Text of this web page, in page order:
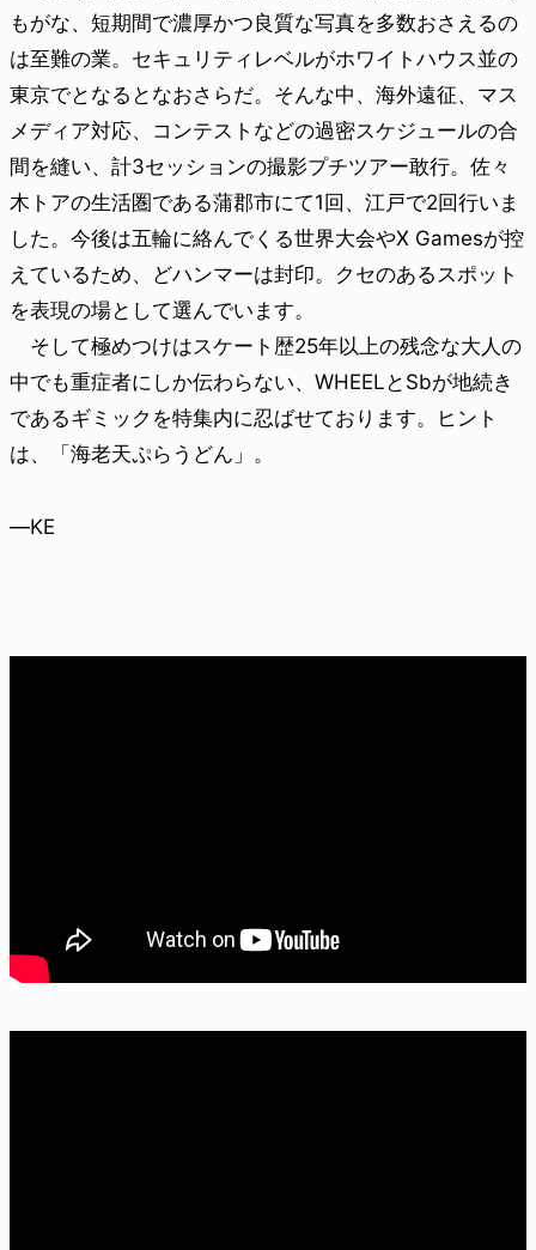
もがな、短期間で濃厚かつ良質な写真を多数おさえるの
は至難の業。セキュリティレベルがホワイトハウス並の
東京でとなるとなおさらだ。そんな中、海外遠征、マス
メディア対応、コンテストなどの過密スケジュールの合
間を縫い、計3セッションの撮影プチツアー敢行。佐々
木トアの生活圏である蒲郡市にて1回、江戸で2回行いま
した。今後は五輪に絡んでくる世界大会やX Gamesが控
えているため、どハンマーは封印。クセのあるスポット
を表現の場として選んでいます。
そして極めつけはスケート歴25年以上の残念な大人の
中でも重症者にしか伝わらない、WHEELとSbが地続き
であるギミックを特集内に忍ばせております。ヒント
は、「海老天ぷらうどん」。
—KE